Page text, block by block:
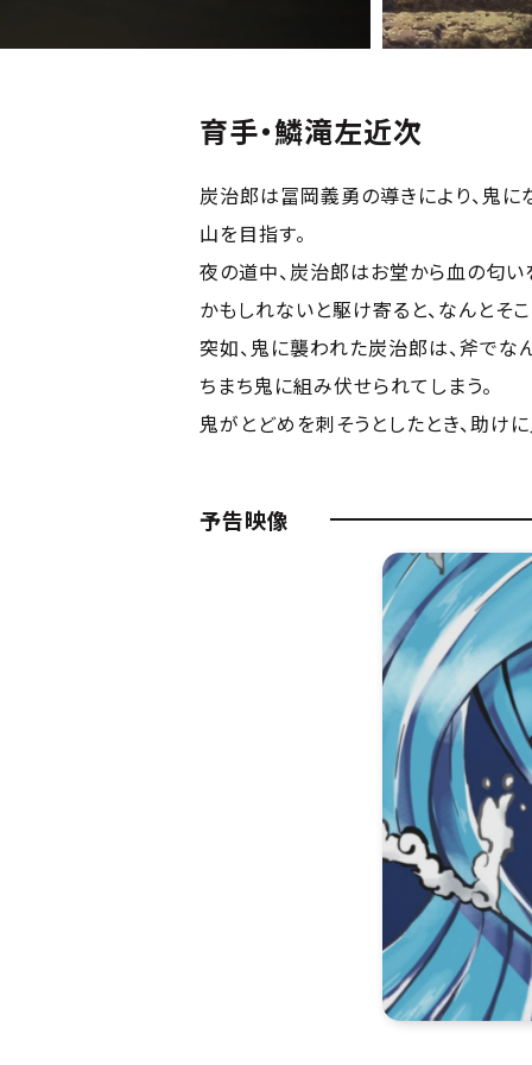
育手・鱗滝左近次
炭治郎は冨岡義勇の導きにより、鬼に
山を目指す。
夜の道中、炭治郎はお堂から血の匂
かもしれないと駆け寄ると、なんとそ
突如、鬼に襲われた炭治郎は、斧でな
ちまち鬼に組み伏せられてしまう。
鬼がとどめを刺そうとしたとき、助けに
予告映像